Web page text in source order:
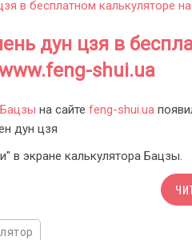
дун цзя в
shui.ua
на сайте feng-shui.ua
дун цзя
в экране калькулятора Бацзы.